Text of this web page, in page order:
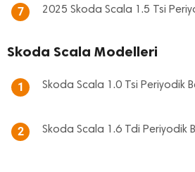
7 2025 Skoda Scala 1.5 Tsi
Skoda Scala Modelleri
1 Skoda Scala 1.0 Tsi Periyodik
2 Skoda Scala 1.6 Tdi Periyodik